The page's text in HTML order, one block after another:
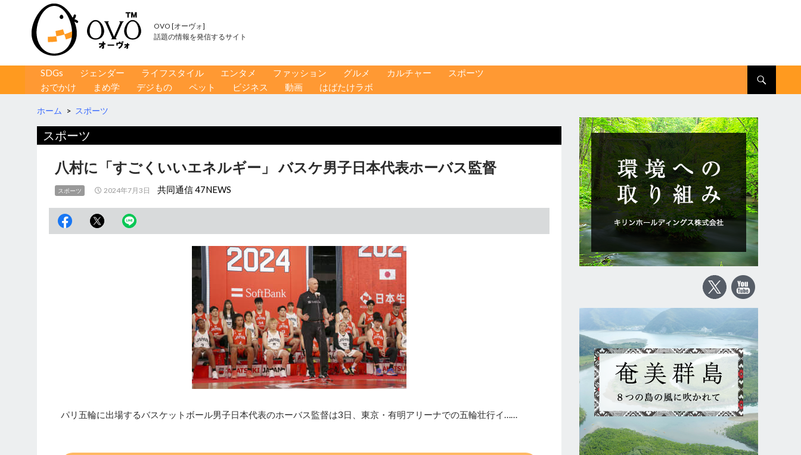
OVO [オーヴォ]
話題の情報を発信するサイト
コンテンツへ移動
SDGs ジェンダー ライフスタイル エンタメ ファッション グルメ カルチャー
スポーツ
おでかけ
まめ学 デジもの ペット ビジネス 動画 はばたけラボ
ホーム > スポーツ
スポーツ
八村に「すごくいいエネルギー」 バスケ男子日本代表ホーバス監督
スポーツ 2024年7月3日 共同通信 47NEWS
パリ五輪に出場するバスケットボール男子日本代表のホーバス監督は3日、東京・有明アリーナでの五輪壮行イ……